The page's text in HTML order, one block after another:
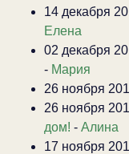
14 декабря
Елена
02 декабря
- Мария
26 ноября
26 ноября
дом! - Алина
17 ноября